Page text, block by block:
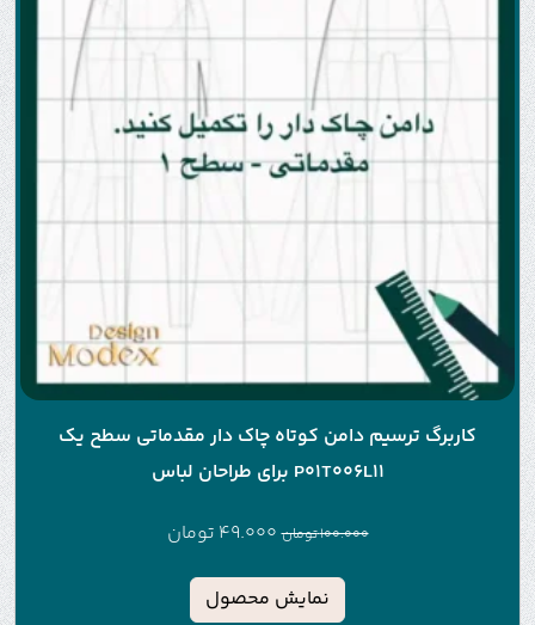
کاربرگ ترسیم دامن کوتاه چاک دار مقدماتی سطح یک
P01T006L11 برای طراحان لباس
100.000تومان 49.000 تومان
نمایش محصول